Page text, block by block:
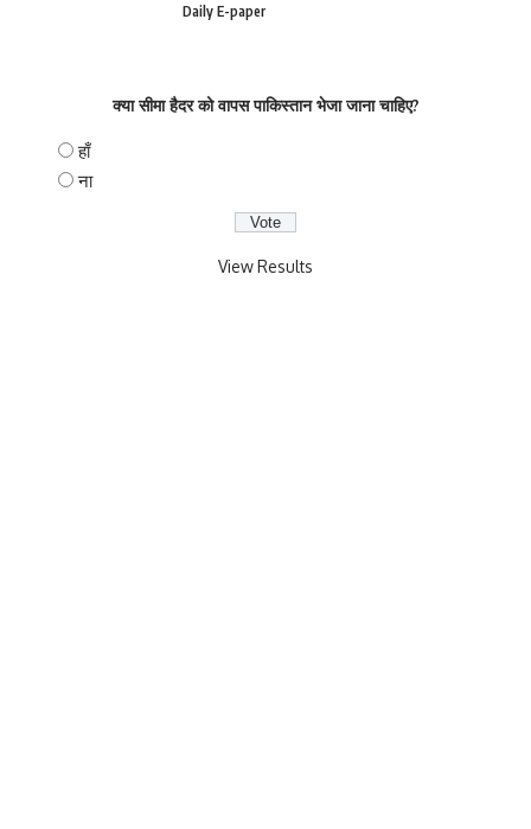
Daily E-paper
क्या सीमा हैदर को वापस पाकिस्तान भेजा जाना चाहिए?
हाँ
ना
View Results